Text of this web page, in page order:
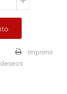
Imprimir